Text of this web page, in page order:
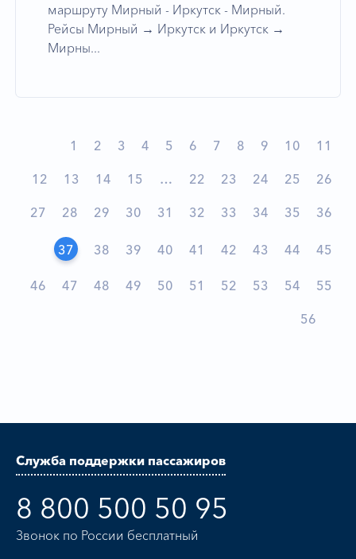
маршруту Мирный - Иркутск - Мирный.
Рейсы Мирный → Иркутск и Иркутск →
Мирны...
1 2 3 4 5 6 7 8 9 10 11
12 13 14 15 … 22 23 24 25 26
27 28 29 30 31 32 33 34 35 36
37 38 39 40 41 42 43 44 45
46 47 48 49 50 51 52 53 54 55
56
Служба поддержки пассажиров
8 800 500 50 95
Звонок по России бесплатный